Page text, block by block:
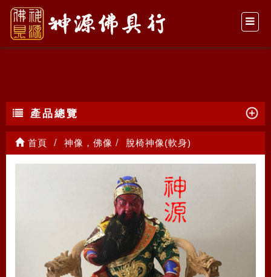
脫椅神像(軟身)
產品總覽
首頁 神像，佛像 脫椅神像(軟身)